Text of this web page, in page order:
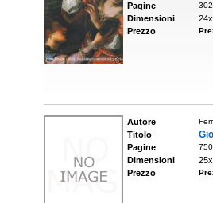
Pagine 302
Dimensioni
Prezzo
Autore
Titolo
Pagine 750
Dimensioni
Prezzo